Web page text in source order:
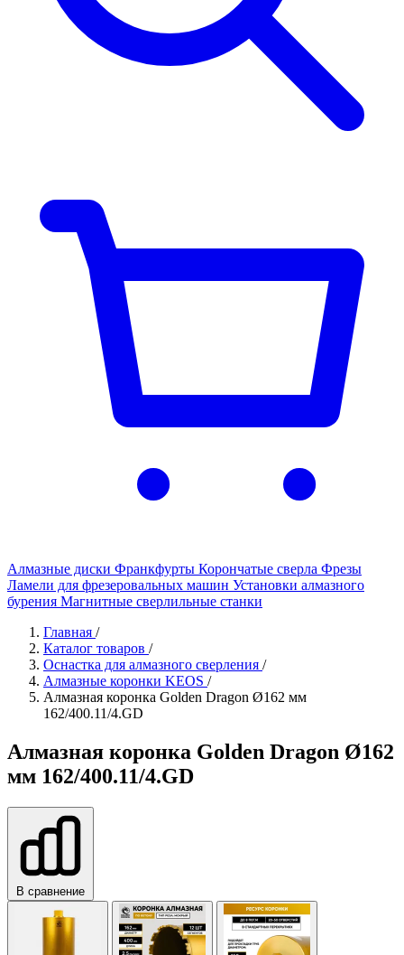
Алмазные диски Франкфурты Корончатые сверла Фрезы
Ламели для фрезеровальных машин Установки алмазного
бурения Магнитные сверлильные станки
Главная /
Каталог товаров /
Оснастка для алмазного сверления /
Алмазные коронки KEOS /
Алмазная коронка Golden Dragon Ø162 мм
162/400.11/4.GD
Алмазная коронка Golden Dragon Ø162
мм 162/400.11/4.GD
В сравнение